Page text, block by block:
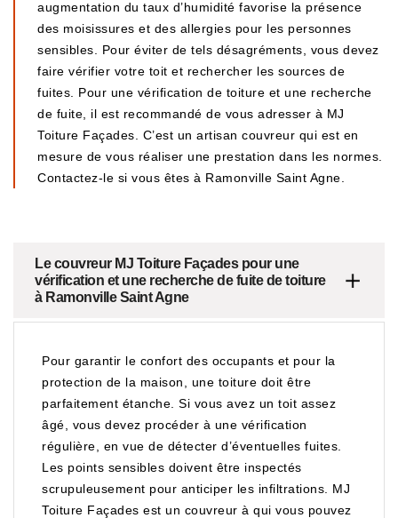
augmentation du taux d’humidité favorise la présence
des moisissures et des allergies pour les personnes
sensibles. Pour éviter de tels désagréments, vous devez
faire vérifier votre toit et rechercher les sources de
fuites. Pour une vérification de toiture et une recherche
de fuite, il est recommandé de vous adresser à MJ
Toiture Façades. C’est un artisan couvreur qui est en
mesure de vous réaliser une prestation dans les normes.
Contactez-le si vous êtes à Ramonville Saint Agne.
Le couvreur MJ Toiture Façades pour une
vérification et une recherche de fuite de toiture
à Ramonville Saint Agne
Pour garantir le confort des occupants et pour la
protection de la maison, une toiture doit être
parfaitement étanche. Si vous avez un toit assez
âgé, vous devez procéder à une vérification
régulière, en vue de détecter d’éventuelles fuites.
Les points sensibles doivent être inspectés
scrupuleusement pour anticiper les infiltrations. MJ
Toiture Façades est un couvreur à qui vous pouvez